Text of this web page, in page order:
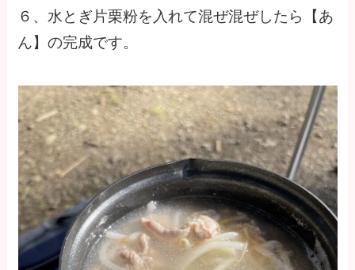
６、水とぎ片栗粉を入れて混ぜ混ぜしたら【あ
ん】の完成です。